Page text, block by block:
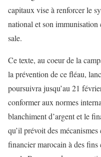
capitaux vise à renforcer le
national et son immunisation
sale.
Ce texte, au coeur de la
la prévention de ce fléau,
poursuivra jusqu’au 21
conformer aux normes
blanchiment d’argent et le
qu’il prévoit des
financier marocain à des